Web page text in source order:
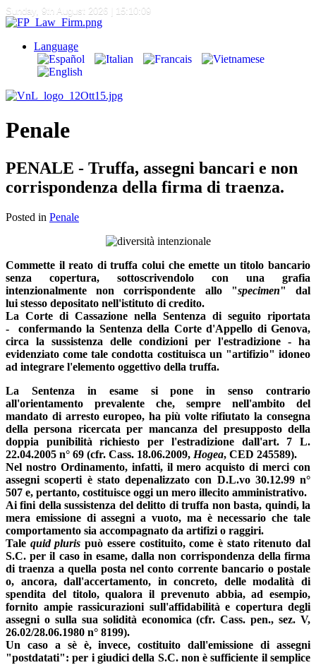
Sunday, 9th August 2026 | 15:10:10
Language
Penale
PENALE - Truffa, assegni bancari e non
corrispondenza della firma di traenza.
Posted in Penale
Commette il reato di truffa colui che emette un titolo bancario
senza copertura, sottoscrivendolo con una grafia
intenzionalmente non corrispondente allo "specimen" dal
lui stesso depositato nell'istituto di credito.
La Corte di Cassazione nella Sentenza di seguito riportata
- confermando la Sentenza della Corte d'Appello di Genova,
circa la sussistenza delle condizioni per l'estradizione - ha
evidenziato come tale condotta costituisca un "artifizio" idoneo
ad integrare l'elemento oggettivo della truffa.
La Sentenza in esame si pone in senso contrario
all'orientamento prevalente che, sempre nell'ambito del
mandato di arresto europeo, ha più volte rifiutato la consegna
della persona ricercata per mancanza del presupposto della
doppia punibilità richiesto per l'estradizione dall'art. 7 L.
22.04.2005 n° 69 (cfr. Cass. 18.06.2009, Hogea, CED 245589).
Nel nostro Ordinamento, infatti, il mero acquisto di merci con
assegni scoperti è stato depenalizzato con D.L.vo 30.12.99 n°
507 e, pertanto, costituisce oggi un mero illecito amministrativo.
Ai fini della sussistenza del delitto di truffa non basta, quindi, la
mera emissione di assegni a vuoto, ma è necessario che tale
comportamento sia accompagnato da artifizi o raggiri.
Tale quid plurispuò essere costituito, come è stato ritenuto dal
S.C. per il caso in esame, dalla non corrispondenza della firma
di traenza a quella posta nel conto corrente bancario o postale
o, ancora, dall'accertamento, in concreto, delle modalità di
spendita del titolo, qualora il prevenuto abbia, ad esempio,
fornito ampie rassicurazioni sull'affidabilità e copertura degli
assegni o sulla sua solidità economica (cfr. Cass. pen., sez. V,
26.02/28.06.1980 n° 8199).
Un caso a sè è, invece, costituito dall'emissione di assegni
"postdatati": per i giudici della S.C. non è sufficiente il semplice